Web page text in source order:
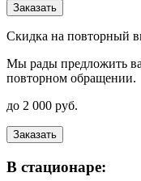
Заказать
Скидка на повторный
Мы рады предложить
повторном обращении.
до 2 000 руб.
Заказать
В стационаре: